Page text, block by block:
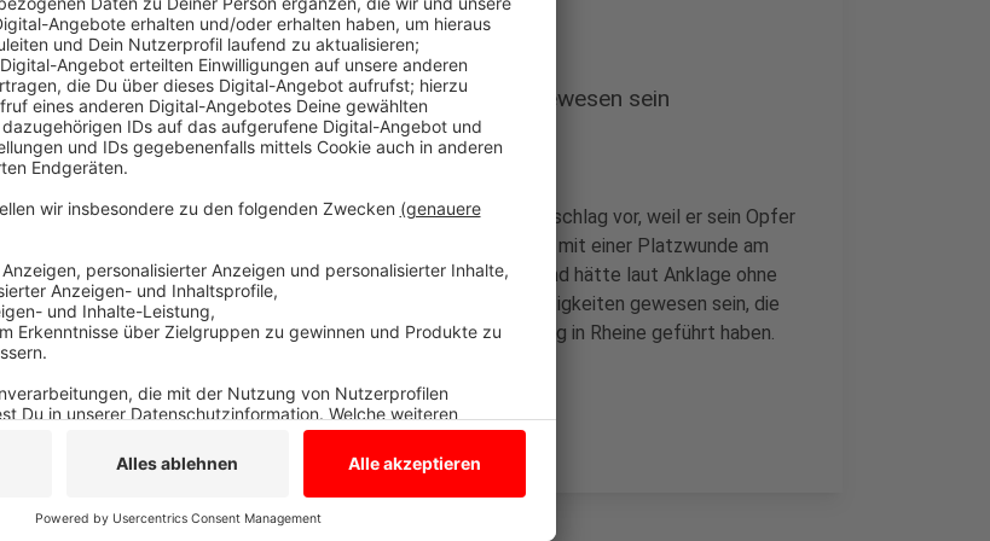
Hintergrund für die Tat sollen Familienstreitigkeiten gewesen sein
Anzeige
Die Staatsanwaltschaft wirft ihm unter anderem Versuchten Totschlag vor, weil er sein Opfer
zurück gelassen hat. Der damals 31-Jährige wurde unterkühlt und mit einer Platzwunde am
Kopf und Verletzungen an den Beinen auf dem Acker gefunden und hätte laut Anklage ohne
Hilfe sterben können. Hintergrund für die Tat sollen Familienstreitigkeiten gewesen sein, die
dann auch zu einer größeren Auseinandersetzung an einer Kreuzung in Rheine geführt haben.
Anzeige